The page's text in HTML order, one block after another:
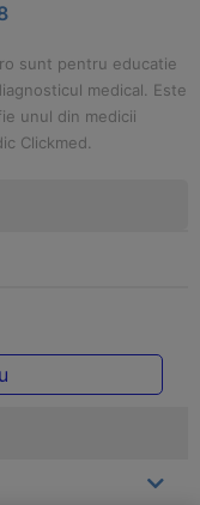
sunt pentru educatie
medical. Este
unul din medicii
Clickmed.